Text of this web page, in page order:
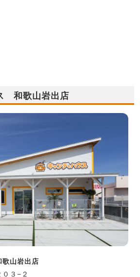
和歌山岩出店
山岩出店
３−２